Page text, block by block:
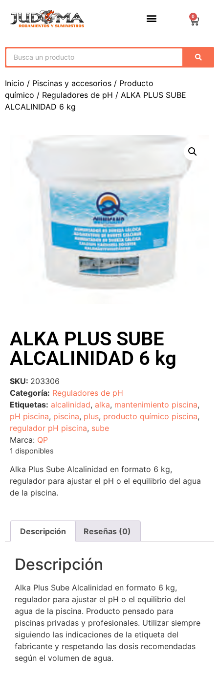
0
Inicio / Piscinas y accesorios / Producto
químico / Reguladores de pH / ALKA PLUS SUBE
ALCALINIDAD 6 kg
ALKA PLUS SUBE
ALCALINIDAD 6 kg
SKU: 203306
Categoría: Reguladores de pH
Etiquetas: alcalinidad, alka, mantenimiento piscina,
pH piscina, piscina, plus, producto químico piscina,
regulador pH piscina, sube
Marca: QP
1 disponibles
Alka Plus Sube Alcalinidad en formato 6 kg,
regulador para ajustar el pH o el equilibrio del agua
de la piscina.
Descripción Reseñas (0)
Descripción
Alka Plus Sube Alcalinidad en formato 6 kg,
regulador para ajustar el pH o el equilibrio del
agua de la piscina. Producto pensado para
piscinas privadas y profesionales. Utilizar siempre
siguiendo las indicaciones de la etiqueta del
fabricante y respetando las dosis recomendadas
según el volumen de agua.